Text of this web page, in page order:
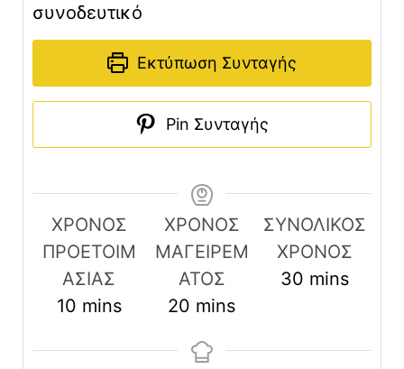
συνοδευτικό
Εκτύπωση Συνταγής
Pin Συνταγής
ΧΡΟΝΟΣ
ΠΡΟΕΤΟΙΜ
ΑΣΙΑΣ
10minutes
mins
ΧΡΟΝΟΣ
ΜΑΓΕΙΡΕΜ
ΑΤΟΣ
20 minutes
mins
ΣΥΝΟΛΙΚΟΣ
ΧΡΟΝΟΣ
30 minutes
mins